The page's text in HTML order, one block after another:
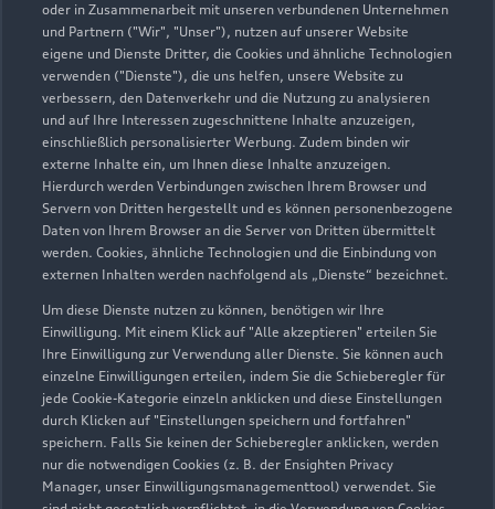
oder in Zusammenarbeit mit unseren verbundenen Unternehmen
und Partnern ("Wir", "Unser"), nutzen auf unserer Website
eigene und Dienste Dritter, die Cookies und ähnliche Technologien
verwenden ("Dienste"), die uns helfen, unsere Website zu
verbessern, den Datenverkehr und die Nutzung zu analysieren
und auf Ihre Interessen zugeschnittene Inhalte anzuzeigen,
einschließlich personalisierter Werbung. Zudem binden wir
externe Inhalte ein, um Ihnen diese Inhalte anzuzeigen.
Hierdurch werden Verbindungen zwischen Ihrem Browser und
Servern von Dritten hergestellt und es können personenbezogene
Daten von Ihrem Browser an die Server von Dritten übermittelt
werden. Cookies, ähnliche Technologien und die Einbindung von
externen Inhalten werden nachfolgend als „Dienste“ bezeichnet.
Um diese Dienste nutzen zu können, benötigen wir Ihre
Einwilligung. Mit einem Klick auf "Alle akzeptieren" erteilen Sie
Ihre Einwilligung zur Verwendung aller Dienste. Sie können auch
einzelne Einwilligungen erteilen, indem Sie die Schieberegler für
jede Cookie-Kategorie einzeln anklicken und diese Einstellungen
durch Klicken auf "Einstellungen speichern und fortfahren"
speichern. Falls Sie keinen der Schieberegler anklicken, werden
nur die notwendigen Cookies (z. B. der Ensighten Privacy
Manager, unser Einwilligungsmanagementtool) verwendet. Sie
04720 Döbeln
03431 71800
info@autohaus-doebeln.de
Kontaktdaten herunterladen